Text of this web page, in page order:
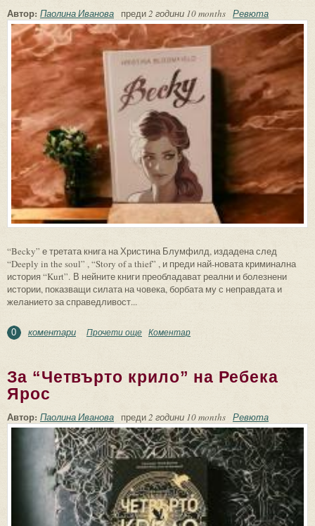
Автор: Паолина Иванова преди2 години 10 months Ревюта
“Becky” е третата книга на Христина Блумфилд, издадена след
“Deeply in the soul” , “Story of a thief” , и преди най-новата криминална
история “Kurt”. В нейните книги преобладават реални и болезнени
истории, показващи силата на човека, борбата му с неправдата и
желанието за справедливост...
0 коментари Прочети още about За “Беки” на Христина Блумфилд
Коментар
За “Четвърто крило” на Ребека
Ярос
Автор: Паолина Иванова преди 2 години 10 months Ревюта